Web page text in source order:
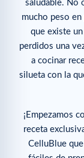
saludable. No
mucho peso
que existe
perdidos una
a cocinar
silueta con la
¡Empezamos
receta
CelluBlue